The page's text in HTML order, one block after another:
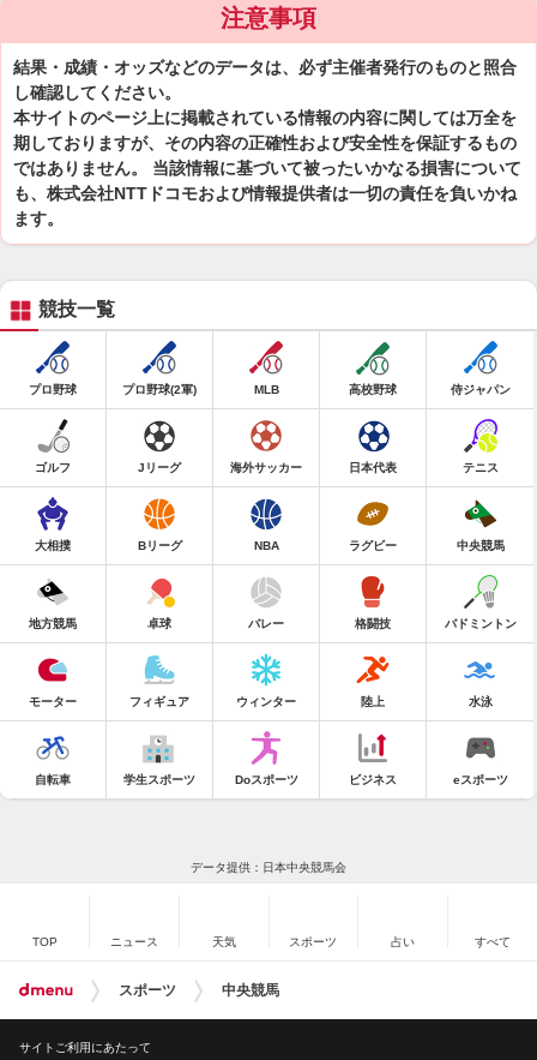
注意事項
結果・成績・オッズなどのデータは、必ず主催者発行のものと照合
し確認してください。
本サイトのページ上に掲載されている情報の内容に関しては万全を
期しておりますが、その内容の正確性および安全性を保証するもの
ではありません。 当該情報に基づいて被ったいかなる損害について
も、株式会社NTTドコモおよび情報提供者は一切の責任を負いかね
ます。
競技一覧
プロ野球 プロ野球(2軍) MLB 高校野球 侍ジャパン
ゴルフ Jリーグ 海外サッカー 日本代表 テニス
大相撲 Bリーグ NBA ラグビー 中央競馬
地方競馬 卓球 バレー 格闘技 バドミントン
モーター フィギュア ウィンター 陸上 水泳
自転車 学生スポーツ Doスポーツ ビジネス eスポーツ
データ提供：日本中央競馬会
TOP ニュース 天気 スポーツ 占い すべて
スポーツ 中央競馬
サイトご利用にあたって